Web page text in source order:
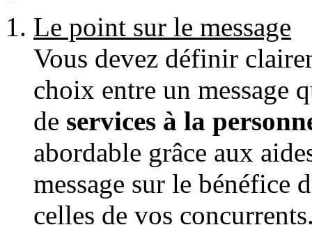
Le point sur le message
Vous devez définir
choix entre un message
de services à la
abordable grâce aux
message sur le bénéfice
celles de vos